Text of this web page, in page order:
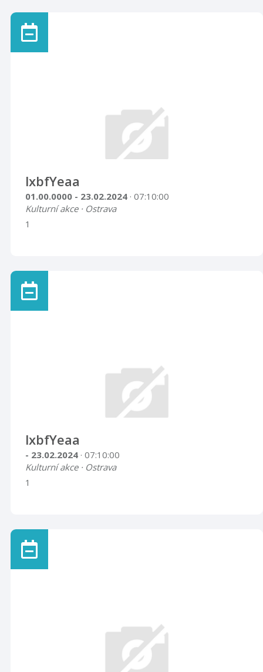
rozmanitý soubor artefaktů zhotovených v pracovní
době nezávisle na pracovních úkolech pro vlastní
potřebu či pro určitý okruh přátel a známých. Tímto
lxbfYeaa
01.00.0000 - 23.02.2024 · 07:10:00
Kulturní akce · Ostrava
1
lxbfYeaa
- 23.02.2024 · 07:10:00
Kulturní akce · Ostrava
1